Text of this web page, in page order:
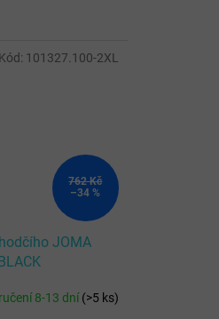
762 Kč
–34 %
JOMA
8-13 dní(>5 ks)
Kód: 101327.100-2XL